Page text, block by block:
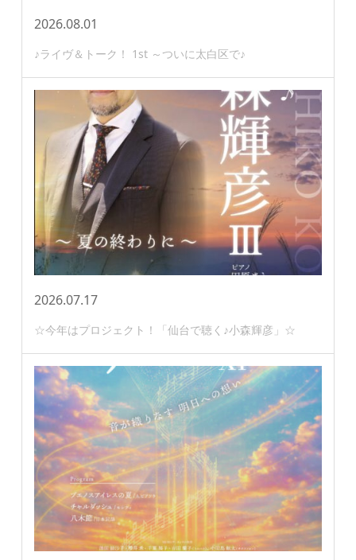
2026.08.01
♪ライヴ＆トーク！ 1st ～ついに太白区で♪
2026.07.17
☆今年はプロジェクト！「仙台で聴く♪小森輝彦」☆